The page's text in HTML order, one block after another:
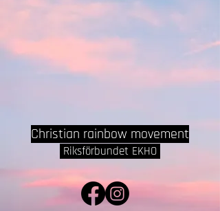
Christian rainbow movement
Riksförbundet EKHO